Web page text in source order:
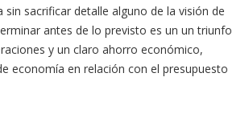
sin sacrificar detalle alguno de la visión de
antes de lo previsto es un un triunfo
y un claro ahorro económico,
economía en relación con el presupuesto